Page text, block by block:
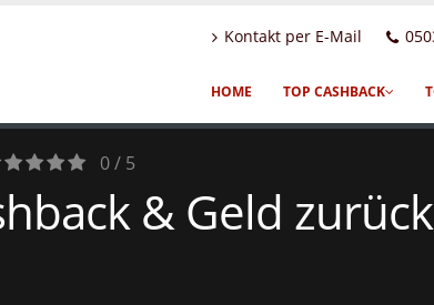
Kontakt per E-Mail
HOME TOP CASHBACK
0 / 5
& Geld